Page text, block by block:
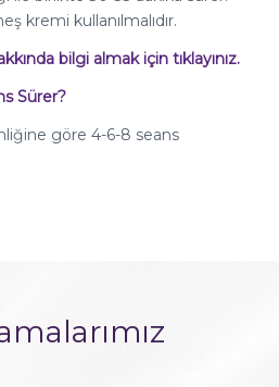
kremi kullanılmalıdır.
bilgi almak için tıklayınız.
Sürer?
göre 4-6-8 seans